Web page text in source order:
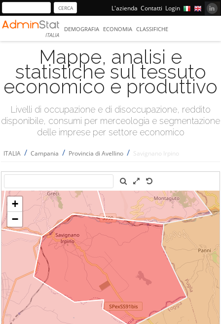
L'azienda Contatti Login
ITALIA
DEMOGRAFIA ECONOMIA CLASSIFICHE
Mappe, analisi e
statistiche sul tessuto
economico e produttivo
Livelli di occupazione e di disoccupazione, reddito
disponibile, consumi per merceologia e segmentazione
delle imprese per settore economico
ITALIA / Campania / Provincia di Avellino / Savignano Irpino